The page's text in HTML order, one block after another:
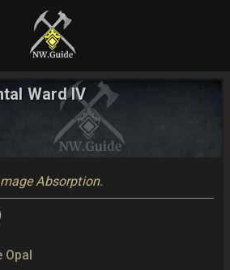
Ward IV
Absorption.
Opal